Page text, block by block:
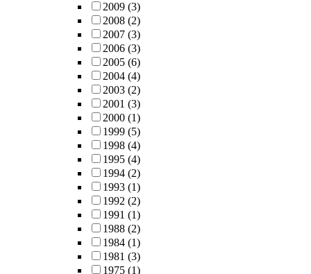
2009 (3)
2008 (2)
2007 (3)
2006 (3)
2005 (6)
2004 (4)
2003 (2)
2001 (3)
2000 (1)
1999 (5)
1998 (4)
1995 (4)
1994 (2)
1993 (1)
1992 (2)
1991 (1)
1988 (2)
1984 (1)
1981 (3)
1975 (1)